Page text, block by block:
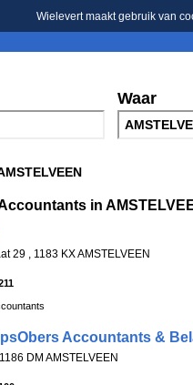
Wielevert maakt gebruik van
Waar
in
29 , 1183 KX AMSTELVEEN
Accountants &
DM AMSTELVEEN